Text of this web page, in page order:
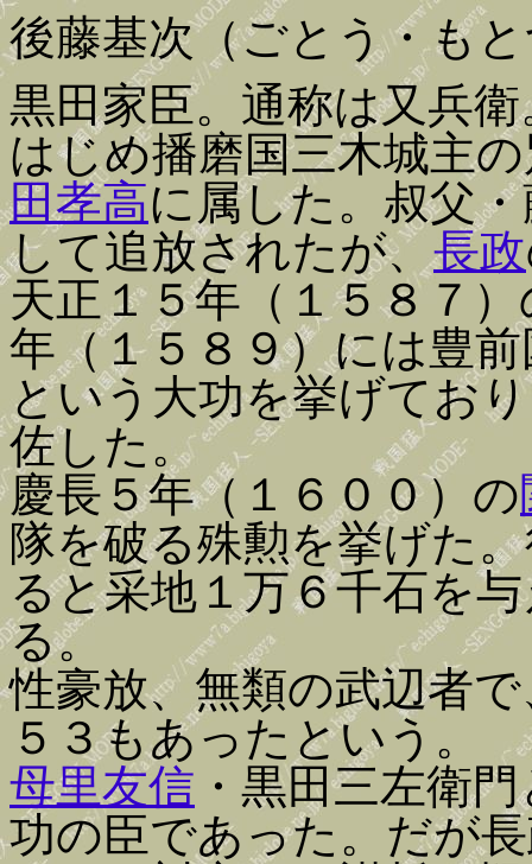
後藤基次（ごとう・も
黒田家臣。通称は又兵
はじめ播磨国三木城主
田孝高に属した。叔父
して追放されたが、長政
天正１５年（１５８７）
年（１５８９）には豊
という大功を挙げてお
佐した。
慶長５年（１６００）の
隊を破る殊勲を挙げた
ると采地１万６千石を
る。
性豪放、無類の武辺者
５３もあったという。
母里友信 ・黒田三左衛
功の臣であった。だが